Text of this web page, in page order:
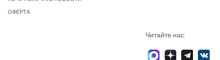
ОФЕРТА
Читайте нас: